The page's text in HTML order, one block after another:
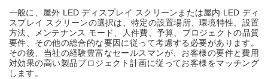
一般に、屋外 LED ディスプレイ スクリーンまたは屋内 LED ディ
スプレイ スクリーンの選択は、特定の設置場所、環境特性、設置
方法、メンテナンス モード、人件費、予算、プロジェクトの品質
要件、その他の総合的な要因に従って考慮する必要があります。
その後、当社の経験豊富なセールスマンが、お客様の要件と費用
対効果の高い製品プロジェクト計画に従ってお客様をマッチング
します。